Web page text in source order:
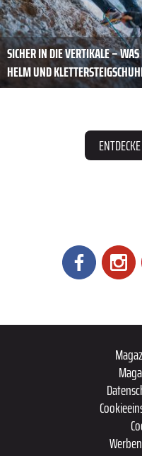
SICHER IN DIE VERTIKALE –
HELM UND